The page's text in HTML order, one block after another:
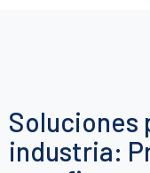
Soluciones
industria: